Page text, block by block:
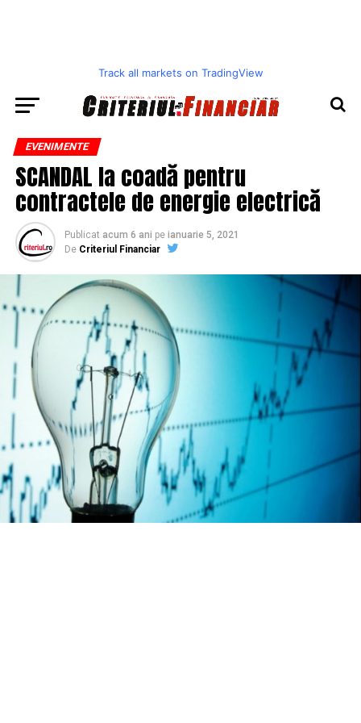
Track all markets on TradingView
EVENIMENTE
SCANDAL la coadă pentru
contractele de energie electrică
Publicat acum 6 ani pe ianuarie 5, 2021
De Criteriul Financiar